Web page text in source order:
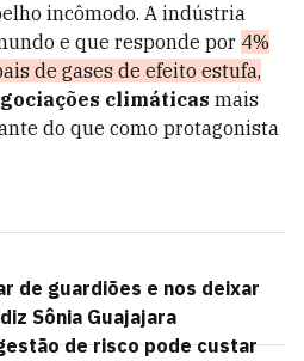
incômodo. A indústria
e que responde por 4%
de gases de efeito estufa,
climáticas mais
do que como protagonista
de guardiões e nos deixar
Sônia Guajajara
de risco pode custar